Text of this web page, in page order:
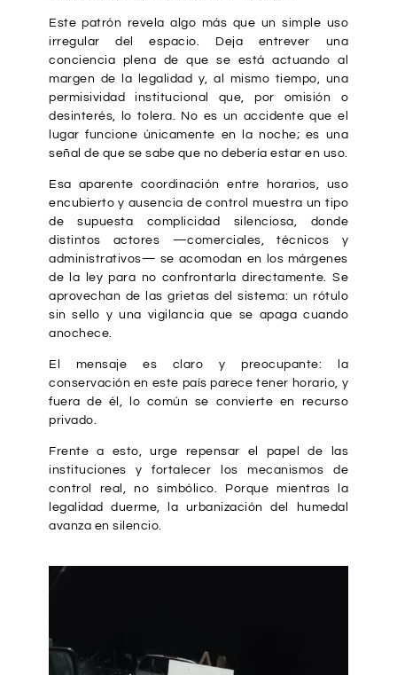
Este patrón revela algo más que un simple uso
irregular del espacio. Deja entrever una
conciencia plena de que se está actuando al
margen de la legalidad y, al mismo tiempo, una
permisividad institucional que, por omisión o
desinterés, lo tolera. No es un accidente que el
lugar funcione únicamente en la noche; es una
señal de que se sabe que no debería estar en uso.
Esa aparente coordinación entre horarios, uso
encubierto y ausencia de control muestra un tipo
de supuesta complicidad silenciosa, donde
distintos actores —comerciales, técnicos y
administrativos— se acomodan en los márgenes
de la ley para no confrontarla directamente. Se
aprovechan de las grietas del sistema: un rótulo
sin sello y una vigilancia que se apaga cuando
anochece.
El mensaje es claro y preocupante: la
conservación en este país parece tener horario, y
fuera de él, lo común se convierte en recurso
privado.
Frente a esto, urge repensar el papel de las
instituciones y fortalecer los mecanismos de
control real, no simbólico. Porque mientras la
legalidad duerme, la urbanización del humedal
avanza en silencio.